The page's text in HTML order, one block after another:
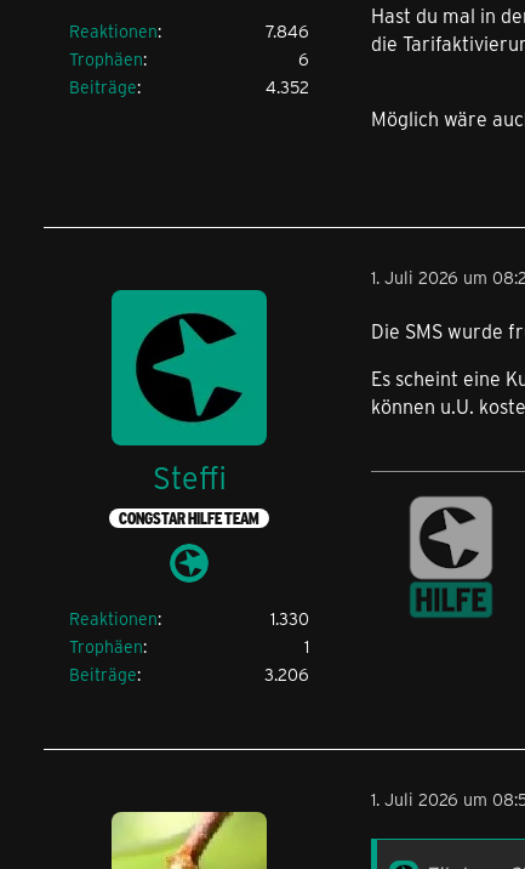
Reaktionen
7.846
Trophäen
6
Beiträge
4.352
Hast du mal in
die
Möglich wäre
Steffi
CONGSTAR HILFE TEAM
Reaktionen
1.330
Trophäen
1
Beiträge
3.206
1. Juli 2026 um
Die SMS wurde
Es scheint eine
können u.U.
1. Juli 2026 um